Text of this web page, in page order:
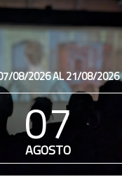
08/2026 AL 21/08/2026
07
AGOSTO